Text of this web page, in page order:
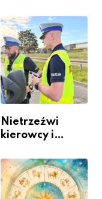
wybuchu
Powstania
Warszawskiego
Nietrzeźwi
kierowcy i
Rumi i gminie
Łęczyce